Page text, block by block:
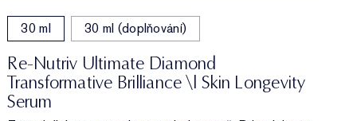
30 ml 30 ml (doplňování)
Re-Nutriv Ultimate Diamond
Transformative Brilliance \| Skin Longevity
Serum